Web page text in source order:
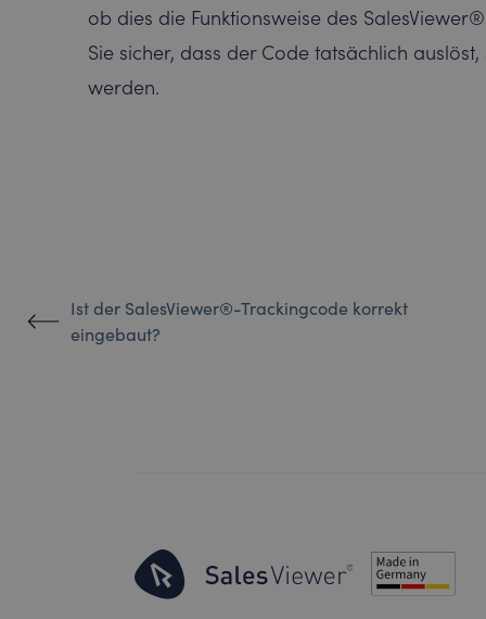
ob dies die Funktionsweise des
Sie sicher, dass der Code tatsächlich
werden.
Ist der SalesViewer®-Trackingcode korrekt
eingebaut?